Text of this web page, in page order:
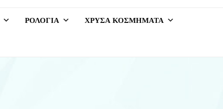
ΡΟΛΟΓΙΑ ΧΡΥΣΑ ΚΟΣΜΗΜΑΤΑ